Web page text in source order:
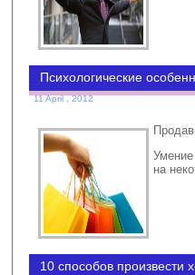
Психологические
11 April , 2012
на
10 способов произвести